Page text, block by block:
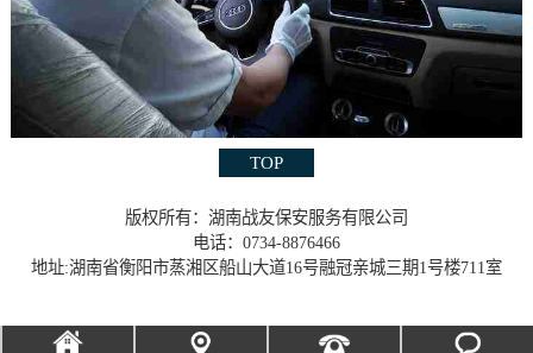
TOP
版权所有：湖南战友保安服务有限公司
电话：0734-8876466
地址:湖南省衡阳市蒸湘区船山大道16号融冠亲城三期1号楼711室